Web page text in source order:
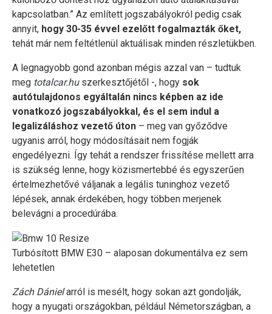
kapcsolatban.” Az említett jogszabályokról pedig csak
annyit, hogy 30-35 évvel ezelőtt fogalmazták őket,
tehát már nem feltétlenül aktuálisak minden részletükben.
A legnagyobb gond azonban mégis azzal van – tudtuk
meg totalcar.huszerkesztőjétől -, hogy sok
autótulajdonos egyáltalán nincs képben az ide
vonatkozó jogszabályokkal, és el sem indul a
legalizáláshoz vezető úton – meg van győződve
ugyanis arról, hogy módosításait nem fogják
engedélyezni. Így tehát a rendszer frissítése mellett arra
is szükség lenne, hogy közismertebbé és egyszerűen
értelmezhetővé váljanak a legális tuninghoz vezető
lépések, annak érdekében, hogy többen merjenek
belevágni a procedúrába.
Turbósított BMW E30 – alaposan dokumentálva ez sem
lehetetlen
Zách Dánielarról is mesélt, hogy sokan azt gondolják,
hogy a nyugati országokban, például Németországban, a